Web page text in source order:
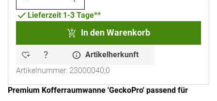
Lieferzeit 1-3 Tage**
In den Warenkorb
Artikelherkunft
Artikelnummer: 23000040;0
Premium Kofferraumwanne 'GeckoPro' passend für